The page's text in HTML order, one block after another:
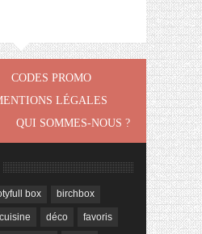
CODES PROMO
LÉGALES
QUI SOMMES-NOUS ?
box birchbox
cuisine déco favoris